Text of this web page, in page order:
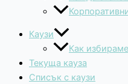
Каузи
Как
Текуща кауза
Списък с каузи